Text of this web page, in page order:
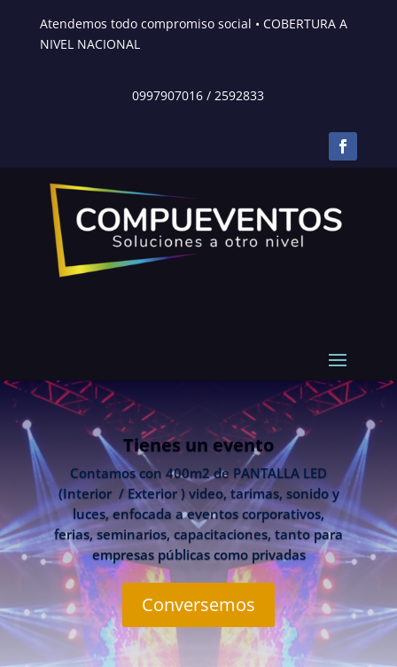
Atendemos todo compromiso social • COBERTURA A
NIVEL NACIONAL
0997907016 /2592833
Tienes un evento
Contamos con 400m2 de PANTALLA LED
(Interior / Exterior ) video, tarimas, sonido y
luces, enfocada a eventos corporativos,
ferias, seminarios, capacitaciones, tanto para
empresas públicas como privadas
Conversemos